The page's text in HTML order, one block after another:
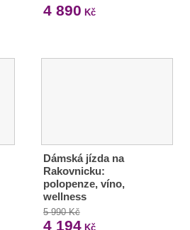
4 890 Kč
Dámská jízda na
Rakovnicku:
polopenze, víno,
wellness
5 990 Kč
4 194Kč